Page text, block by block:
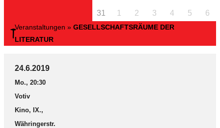
31 1 2 3 4 5 6
Veranstaltungen » GESELLSCHAFTSRÄUME DER
LITERATUR
24.6.2019
Mo., 20:30
Votiv
Kino, IX.,
Währingerstr.